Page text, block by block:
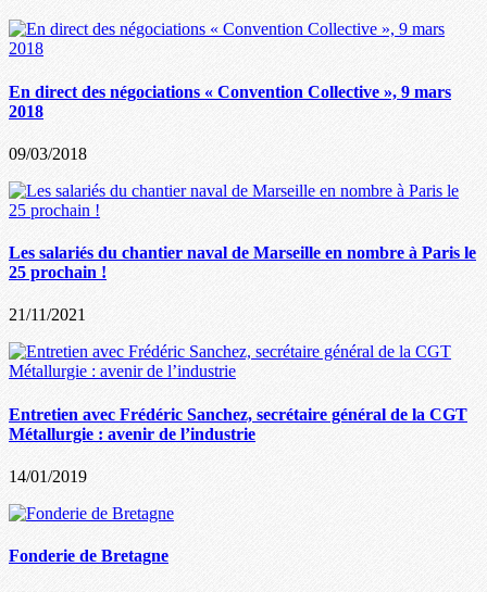
En direct des négociations « Convention Collective », 9 mars
2018
09/03/2018
Les salariés du chantier naval de Marseille en nombre à Paris le
25 prochain !
21/11/2021
Entretien avec Frédéric Sanchez, secrétaire général de la CGT
Métallurgie : avenir de l’industrie
14/01/2019
Fonderie de Bretagne